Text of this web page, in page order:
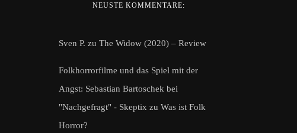
NEUSTE KOMMENTARE:
Sven P. zu The Widow (2020) – Review
Folkhorrorfilme und das Spiel mit der
Angst: Sebastian Bartoschek bei
"Nachgefragt" - Skeptix zu Was ist Folk
Horror?